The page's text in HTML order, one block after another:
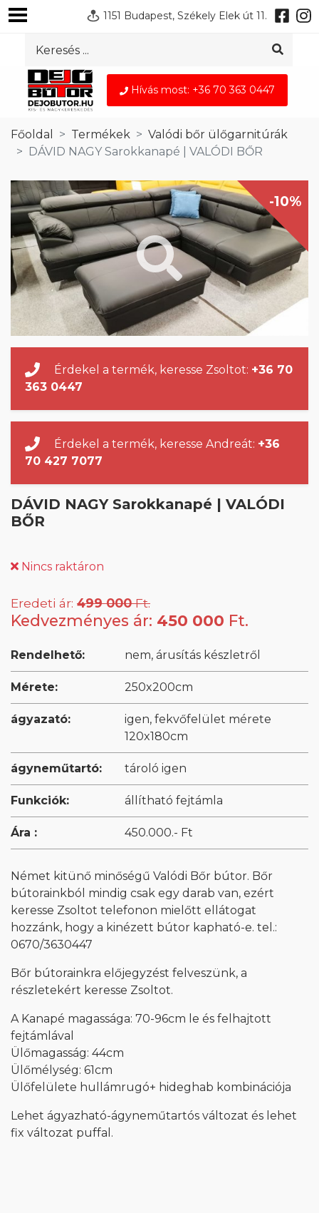
1151 Budapest, Székely Elek út 11.
Hívás most: +36 70 363 0447
Főoldal Termékek
Valódi bőr ülőgarnitúrák
DÁVID NAGY Sarokkanapé | VALÓDI BŐR
-10%
Érdekel a termék, keresse Zsoltot: +36 70
363 0447
Érdekel a termék, keresse Andreát: +36
70 427 7077
DÁVID NAGY Sarokkanapé | VALÓDI
BŐR
Nincs raktáron
Eredeti ár: 499 000Ft.
Kedvezményes ár: 450 000 Ft.
Rendelhető: nem, árusítás készletről
Mérete: 250x200cm
ágyazató:
igen, fekvőfelület mérete
120x180cm
ágyneműtartó: tároló igen
Funkciók: állítható fejtámla
Ára : 450.000.- Ft
Német kitünő minőségű Valódi Bőr bútor. Bőr
bútorainkból mindig csak egy darab van, ezért
keresse Zsoltot telefonon mielőtt ellátogat
hozzánk, hogy a kinézett bútor kapható-e. tel.:
0670/3630447
Bőr bútorainkra előjegyzést felveszünk, a
részletekért keresse Zsoltot.
A Kanapé magassága: 70-96cm le és felhajtott
fejtámlával
Ülőmagasság: 44cm
Ülőmélység: 61cm
Ülőfelülete hullámrugó+ hideghab kombinációja
Lehet ágyazható-ágyneműtartós változat és lehet
fix változat puffal.